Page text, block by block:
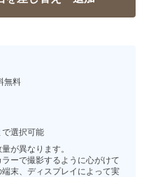
無料
選択可能
が異なります。
ーで撮影するように心がけて
末、ディスプレイによって実